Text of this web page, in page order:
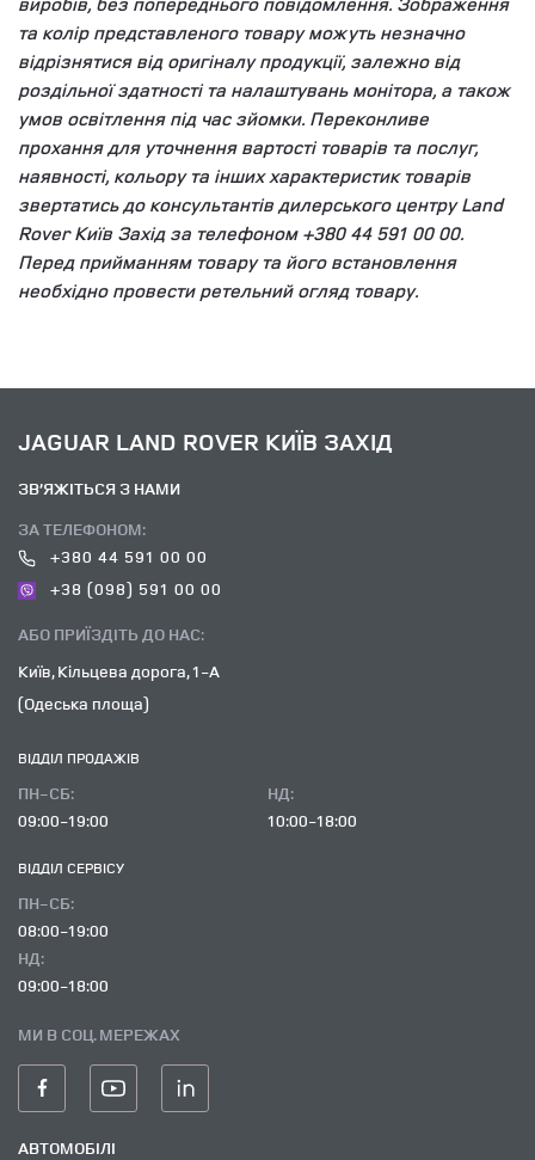
та колір представленого товару можуть незначно
відрізнятися від оригіналу продукції, залежно від
роздільної здатності та налаштувань монітора, а також
умов освітлення під час зйомки. Переконливе
прохання для уточнення вартості товарів та послуг,
наявності, кольору та інших характеристик товарів
звертатись до консультантів дилерського центру Land
Rover Київ Захід за телефоном +380 44 591 00 00.
Перед прийманням товару та його встановлення
необхідно провести ретельний огляд товару.
JAGUAR LAND ROVER КИЇВ ЗАХІД
ЗВ’ЯЖІТЬСЯ З НАМИ
ЗА ТЕЛЕФОНОМ:
+380 44 591 00 00
+38 (098) 591 00 00
АБО ПРИЇЗДІТЬ ДО НАС:
Київ, Кільцева дорога, 1-А
(Одеська площа)
ВІДДІЛ ПРОДАЖІВ
ПН-СБ:
09:00-19:00
НД:
10:00-18:00
ВІДДІЛ CЕРВІСУ
ПН-СБ:
08:00-19:00
НД:
09:00-18:00
МИ В СОЦ. МЕРЕЖАХ
АВТОМОБІЛІ